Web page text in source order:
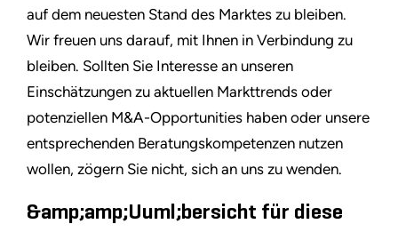
auf dem neuesten Stand des Marktes zu bleiben.
Wir freuen uns darauf, mit Ihnen in Verbindung zu
bleiben. Sollten Sie Interesse an unseren
Einschätzungen zu aktuellen Markttrends oder
potenziellen M&A-Opportunities haben oder unsere
entsprechenden Beratungskompetenzen nutzen
wollen, zögern Sie nicht, sich an uns zu wenden.
&amp;amp;Uuml;bersicht für diese